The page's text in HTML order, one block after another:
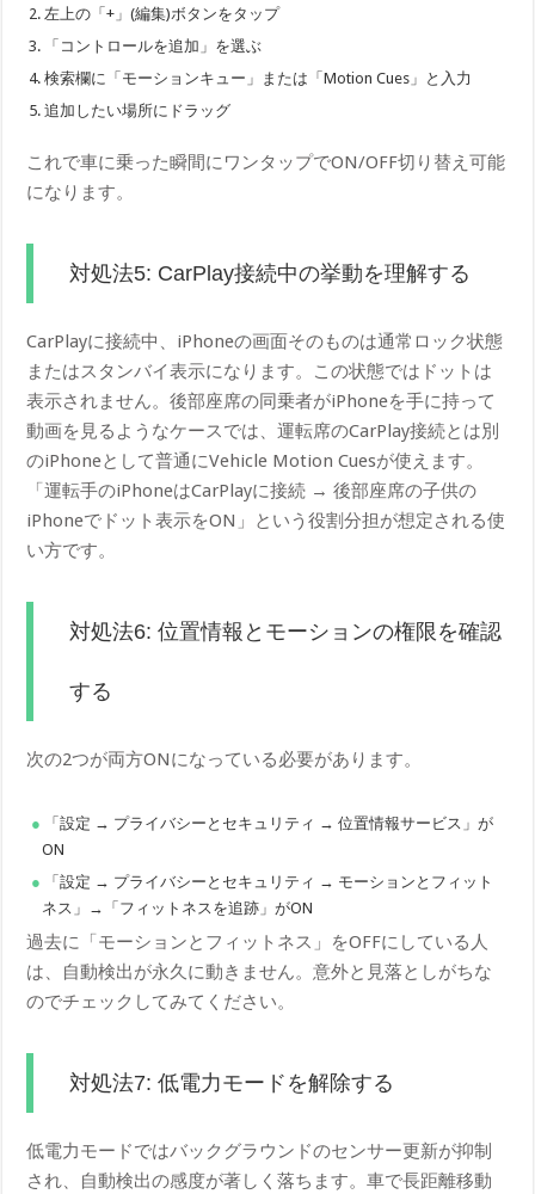
左上の「+」(編集)ボタンをタップ
「コントロールを追加」を選ぶ
検索欄に「モーションキュー」または「Motion Cues」と入力
追加したい場所にドラッグ
これで車に乗った瞬間にワンタップでON/OFF切り替え可能
になります。
対処法5: CarPlay接続中の挙動を理解する
CarPlayに接続中、iPhoneの画面そのものは通常ロック状態
またはスタンバイ表示になります。この状態ではドットは
表示されません。後部座席の同乗者がiPhoneを手に持って
動画を見るようなケースでは、運転席のCarPlay接続とは別
のiPhoneとして普通にVehicle Motion Cuesが使えます。
「運転手のiPhoneはCarPlayに接続 → 後部座席の子供の
iPhoneでドット表示をON」という役割分担が想定される使
い方です。
対処法6: 位置情報とモーションの権限を確認
する
次の2つが両方ONになっている必要があります。
「設定 → プライバシーとセキュリティ → 位置情報サービス」が
ON
「設定 → プライバシーとセキュリティ → モーションとフィット
ネス」→「フィットネスを追跡」がON
過去に「モーションとフィットネス」をOFFにしている人
は、自動検出が永久に動きません。意外と見落としがちな
のでチェックしてみてください。
対処法7: 低電力モードを解除する
低電力モードではバックグラウンドのセンサー更新が抑制
され、自動検出の感度が著しく落ちます。車で長距離移動